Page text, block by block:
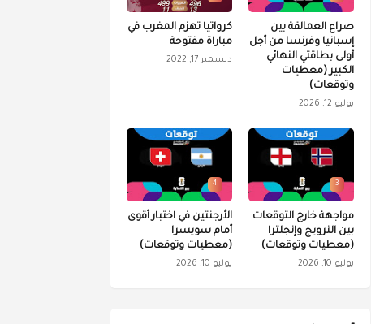
صراع العمالقة بين
إسبانيا وفرنسا من أجل
أولى بطاقتي النهائي
الكبير (معطيات
وتوقعات)
يوليو 12, 2026
كرواتيا تهزم المغرب في
مباراة مفتوحة
ديسمبر 17, 2022
3
مواجهة خارج التوقعات
بين النرويج وإنجلترا
(معطيات وتوقعات)
يوليو 10, 2026
4
الأرجنتين في اختبار أقوى
أمام سويسرا
(معطيات وتوقعات)
يوليو 10, 2026